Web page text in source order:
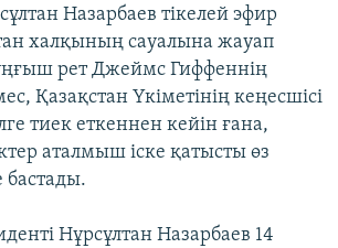
Назарбаев тікелей эфир
халқының сауалына жауап
рет Джеймс Гиффеннің
Қазақстан Үкіметінің кеңесшісі
тиек еткеннен кейін ғана,
аталмыш іске қатысты өз
бастады.
Нұрсұлтан Назарбаев 14